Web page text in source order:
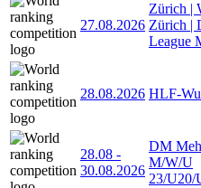
27.08.2026
Zürich |
Zürich |
League
28.08.2026 HLF-
28.08 -
30.08.2026
DM
M/W/U
23/U20/